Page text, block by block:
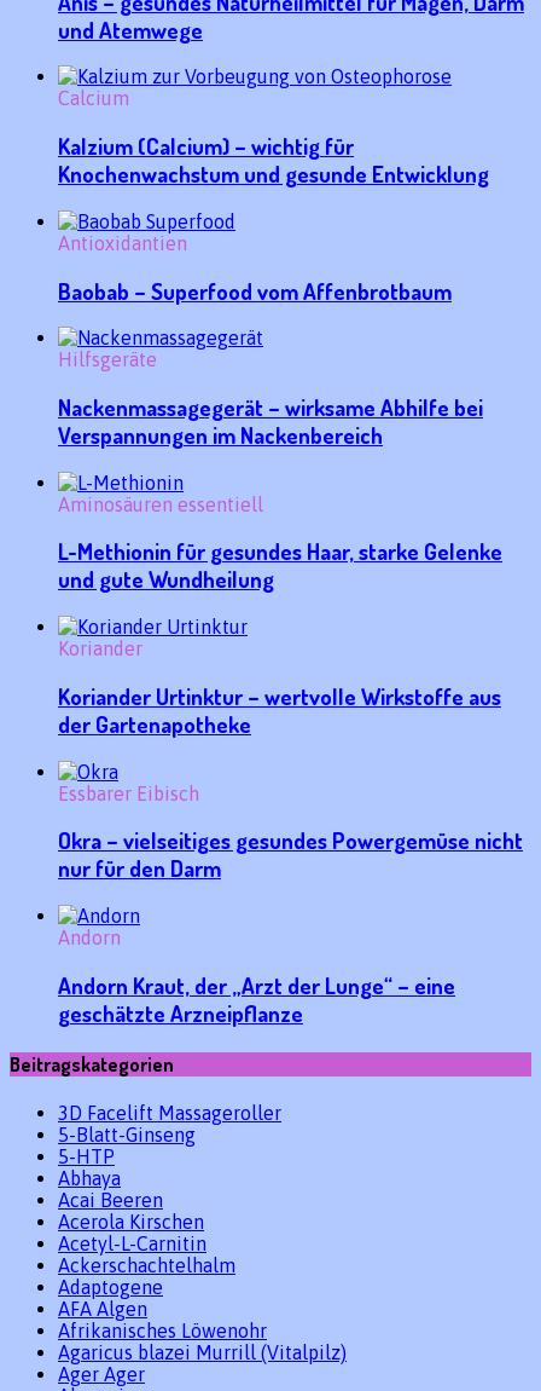
und Atemwege
Calcium
Kalzium (Calcium) – wichtig für
Knochenwachstum und gesunde Entwicklung
Antioxidantien
Baobab – Superfood vom Affenbrotbaum
Hilfsgeräte
Nackenmassagegerät – wirksame Abhilfe bei
Verspannungen im Nackenbereich
Aminosäuren essentiell
L-Methionin für gesundes Haar, starke Gelenke
und gute Wundheilung
Koriander
Koriander Urtinktur – wertvolle Wirkstoffe aus
der Gartenapotheke
Essbarer Eibisch
Okra – vielseitiges gesundes Powergemüse nicht
nur für den Darm
Andorn
Andorn Kraut, der „Arzt der Lunge“ – eine
geschätzte Arzneipflanze
Beitragskategorien
3D Facelift Massageroller
5-Blatt-Ginseng
5-HTP
Abhaya
Acai Beeren
Acerola Kirschen
Acetyl-L-Carnitin
Ackerschachtelhalm
Adaptogene
AFA Algen
Afrikanisches Löwenohr
Agaricus blazei Murrill (Vitalpilz)
Ager Ager